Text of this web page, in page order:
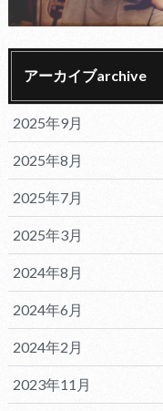
アーカイブarchive
2025年9月
2025年8月
2025年7月
2025年3月
2024年8月
2024年6月
2024年2月
2023年11月